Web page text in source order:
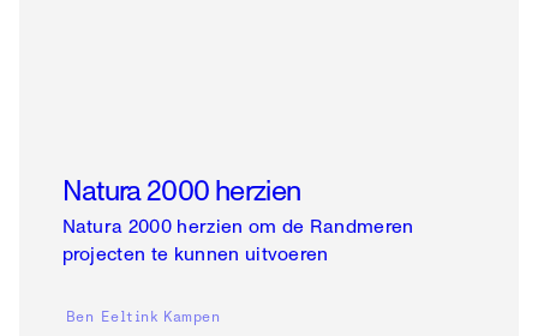
Natura 2000 herzien
Natura 2000 herzien om de Randmeren
projecten te kunnen uitvoeren
Ben Eeltink Kampen